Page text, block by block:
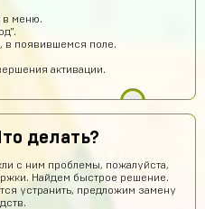
в меню.
в появившемся поле.
активации.
делать?
с ним проблемы, пожалуйста,
Найдем быстрое решение.
устранить, предложим замену
10 часов назад
10 часов назад